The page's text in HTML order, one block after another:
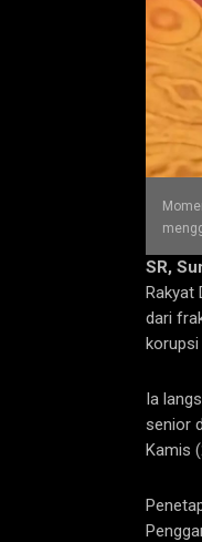
SR,
Rakyat
dari
korupsi
Ia
senior
Kamis